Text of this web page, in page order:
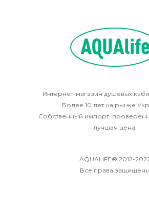
Интернет-магазин душевых
Более 10 лет на рынке
Собственный импорт,
лучшая цена.
AQUALIFE® 2012-
Все права защищены